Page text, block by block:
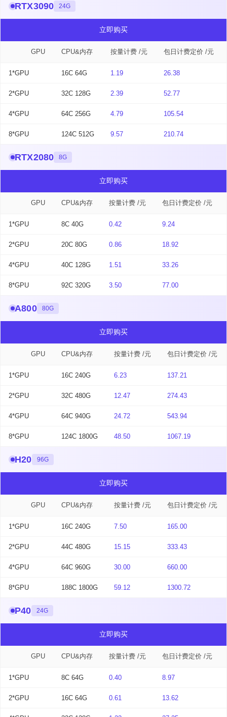
RTX3090 24G
立即购买
GPU CPU&内存 按量计费 /元 包日计费定价 /元
1*GPU 16C 64G 1.19 26.38
2*GPU 32C 128G 2.39 52.77
4*GPU 64C 256G 4.79 105.54
8*GPU 124C 512G 9.57 210.74
RTX2080 8G
立即购买
GPU CPU&内存 按量计费 /元 包日计费定价 /元
1*GPU 8C 40G 0.42 9.24
2*GPU 20C 80G 0.86 18.92
4*GPU 40C 128G 1.51 33.26
8*GPU 92C 320G 3.50 77.00
A800 80G
立即购买
GPU CPU&内存 按量计费 /元 包日计费定价 /元
1*GPU 16C 240G 6.23 137.21
2*GPU 32C 480G 12.47 274.43
4*GPU 64C 940G 24.72 543.94
8*GPU 124C 1800G 48.50 1067.19
H20 96G
立即购买
GPU CPU&内存 按量计费 /元 包日计费定价 /元
1*GPU 16C 240G 7.50 165.00
2*GPU 44C 480G 15.15 333.43
4*GPU 64C 960G 30.00 660.00
8*GPU 188C 1800G 59.12 1300.72
P40 24G
立即购买
GPU CPU&内存 按量计费 /元 包日计费定价 /元
1*GPU 8C 64G 0.40 8.97
2*GPU 16C 64G 0.61 13.62